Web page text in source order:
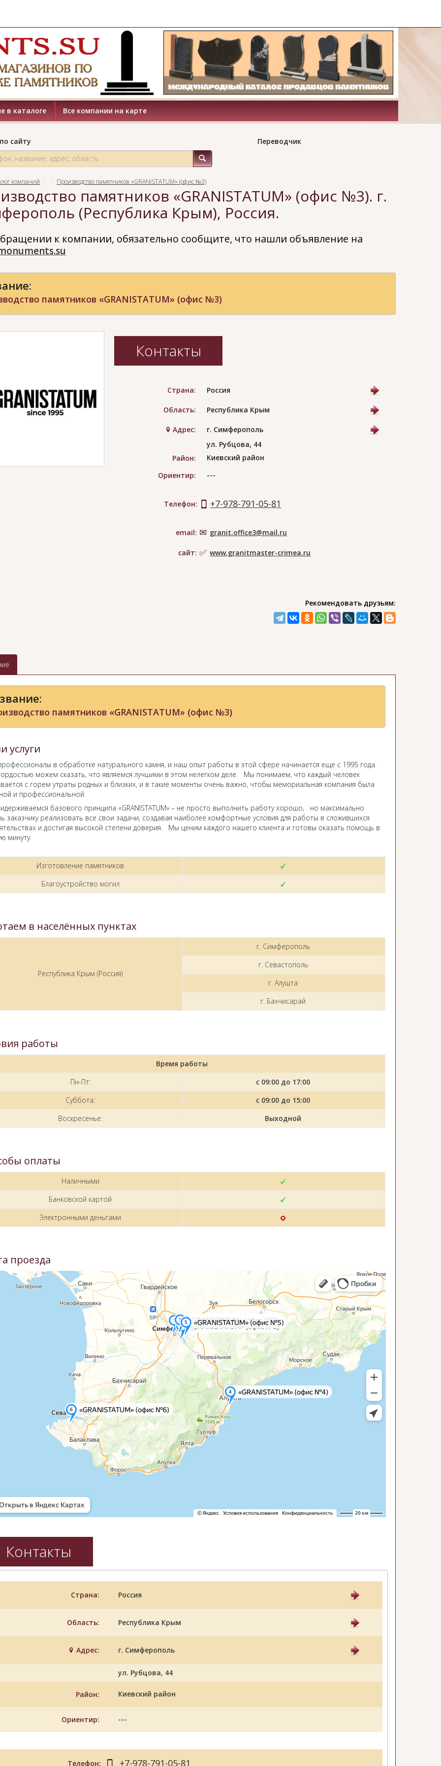
в каталоге Все компании на карте
сайту Переводчик
компаний Производство памятников «GRANISTATUM» (офис №3)
памятников «GRANISTATUM» (офис №3). г.
(Республика Крым), Россия.
к компании, обязательно сообщите, что нашли объявление на
памятников «GRANISTATUM» (офис №3)
Контакты
Страна: Россия
Область: Республика Крым
Адрес:
г. Симферополь
ул. Рубцова, 44
Район:
Киевский район
Ориентир:
---
Телефон: +7-978-791-05-81
email: granit.office3@mail.ru
сайт: www.granitmaster-crimea.ru
Рекомендовать друзьям:
памятников «GRANISTATUM» (офис №3)
услуги
в обработке натурального камня, и наш опыт работы в этой сфере начинается еще с 1995 года.
можем сказать, что являемся лучшими в этом нелегком деле. Мы понимаем, что каждый человек
с горем утраты родных и близких, и в такие моменты очень важно, чтобы мемориальная компания была
и профессиональной.
базового принципа «GRANISTATUM» – не просто выполнить работу хорошо, но максимально
заказчику реализовать все свои задачи, создавая наиболее комфортные условия для работы в сложившихся
и достигая высокой степени доверия. Мы ценим каждого нашего клиента и готовы оказать помощь в
минуту.
Изготовление памятников
Благоустройство могил
в населённых пунктах
Республика Крым (Россия)
г. Симферополь
г. Севастополь
г. Алушта
г. Бахчисарай
работы
Время работы
Пн-Пт:
с 09:00 до 17:00
Суббота:
с 09:00 до 15:00
Воскресенье:
Выходной
оплаты
Наличными
Банковской картой
Электронными деньгами
проезда
Контакты
Страна: Россия
Область: Республика Крым
Адрес: г. Симферополь
ул. Рубцова, 44
Район: Киевский район
Ориентир: ---
Телефон: +7-978-791-05-81